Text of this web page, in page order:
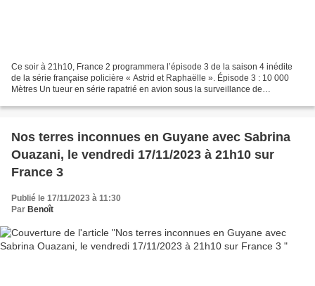
Ce soir à 21h10, France 2 programmera l’épisode 3 de la saison 4 inédite
de la série française policière « Astrid et Raphaëlle ». Épisode 3 : 10 000
Mètres Un tueur en série rapatrié en avion sous la surveillance de
Nos terres inconnues en Guyane avec Sabrina
Ouazani, le vendredi 17/11/2023 à 21h10 sur
France 3
Publié le 17/11/2023 à 11:30
Par Benoît